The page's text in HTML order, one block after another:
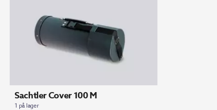
Sachtler Cover 100 M
1 på lager